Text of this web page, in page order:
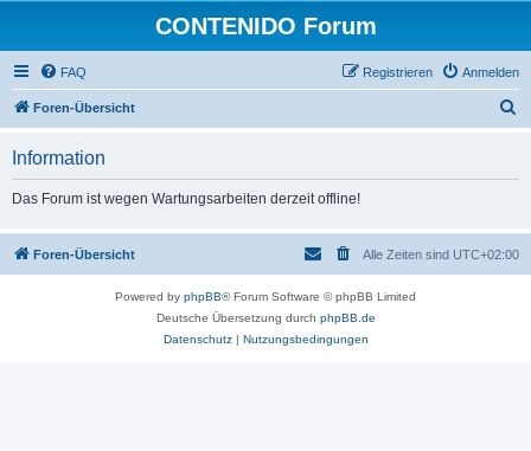
CONTENIDO Forum
FAQ Anmelden
Registrieren
Foren-Übersicht
Information
Das Forum ist wegen Wartungsarbeiten derzeit offline!
Foren-Übersicht Alle Zeiten sind UTC+02:00
Powered by phpBB® Forum Software © phpBB Limited
Deutsche Übersetzung durch phpBB.de
Datenschutz| Nutzungsbedingungen